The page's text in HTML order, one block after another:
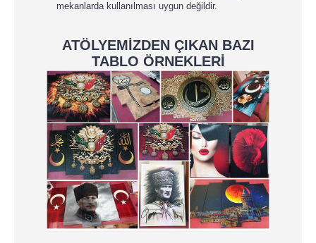
mekanlarda kullanılması uygun değildir.
ATÖLYEMİZDEN ÇIKAN BAZI
TABLO ÖRNEKLERİ